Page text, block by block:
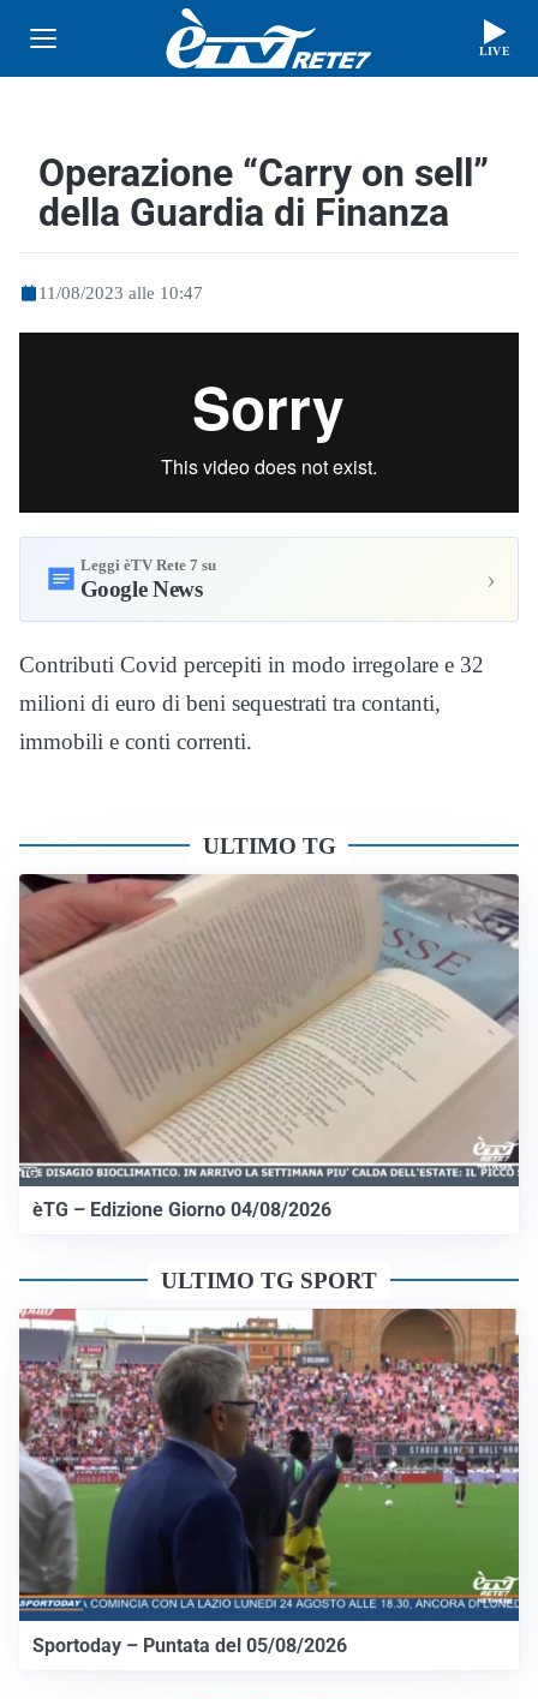
LIVE
Operazione “Carry on sell”
della Guardia di Finanza
11/08/2023 alle 10:47
Leggi èTV Rete 7 su
Google News ›
Contributi Covid percepiti in modo irregolare e 32
milioni di euro di beni sequestrati tra contanti,
immobili e conti correnti.
ULTIMO TG
èTG – Edizione Giorno 04/08/2026
ULTIMO TG SPORT
Sportoday – Puntata del 05/08/2026